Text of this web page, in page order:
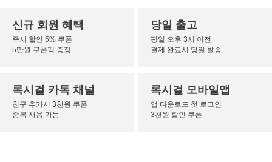
신규 회원 혜택
즉시 할인 5% 쿠폰
5만원 쿠폰팩 증정
당일 출고
평일 오후 3시 이전
결제 완료시 당일 발송
록시걸 카톡 채널
친구 추가시 3천원 쿠폰
중복 사용 가능
록시걸 모바일앱
앱 다운로드 첫 로그인
3천원 할인 쿠폰